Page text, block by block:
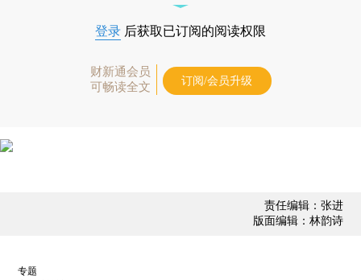
登录 后获取已订阅的阅读权限
财新通会员
可畅读全文
订阅/会员升级
责任编辑：张进
版面编辑：林韵诗
专题